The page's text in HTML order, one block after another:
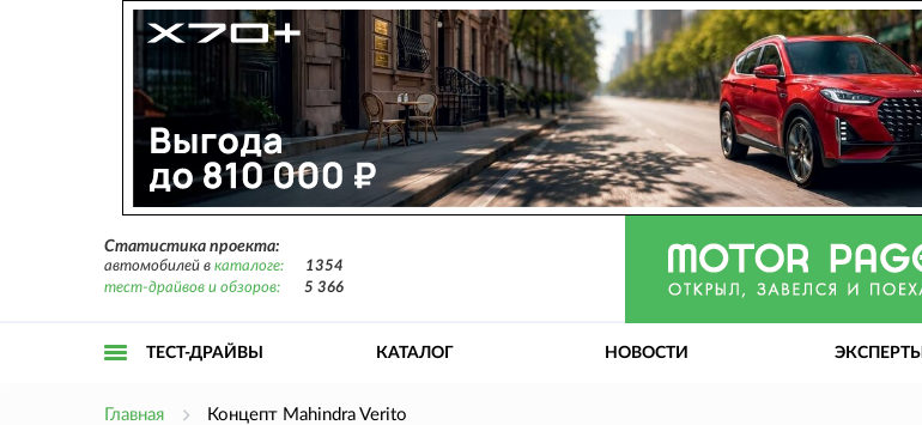
Статистика проекта:
автомобилей в каталоге:
1354
тест-драйвов и обзоров:
5 366
ТЕСТ-ДРАЙВЫ КАТАЛОГ НОВОСТИ ЭКСПЕРТЫ
Главная Концепт Mahindra Verito